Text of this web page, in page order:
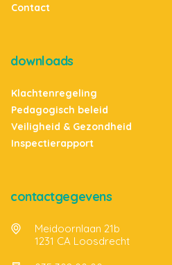
Contact
downloads
Klachtenregeling
Pedagogisch beleid
Veiligheid & Gezondheid
Inspectierapport
contactgegevens
Meidoornlaan 21b
1231 CA Loosdrecht